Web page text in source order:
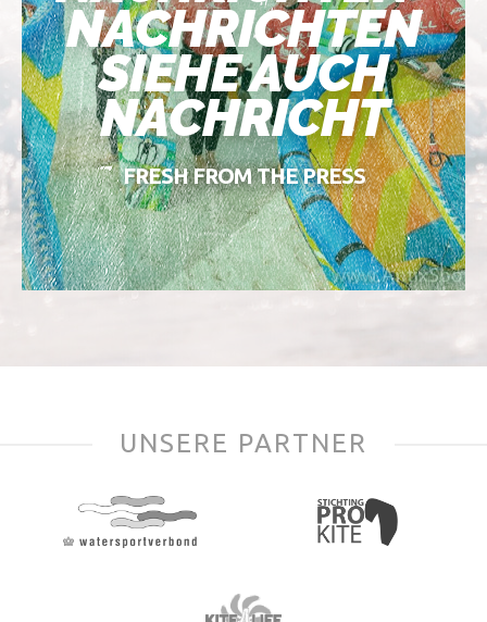
NACHRICHTEN
SIEHE AUCH
NACHRICHT
FRESH FROM THE PRESS
UNSERE PARTNER